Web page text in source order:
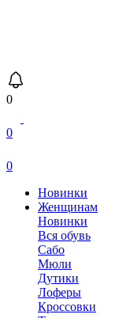
0
0
0
Новинки
Женщинам
Новинки
Вся обувь
Сабо
Мюли
Дутики
Лоферы
Кроссовки